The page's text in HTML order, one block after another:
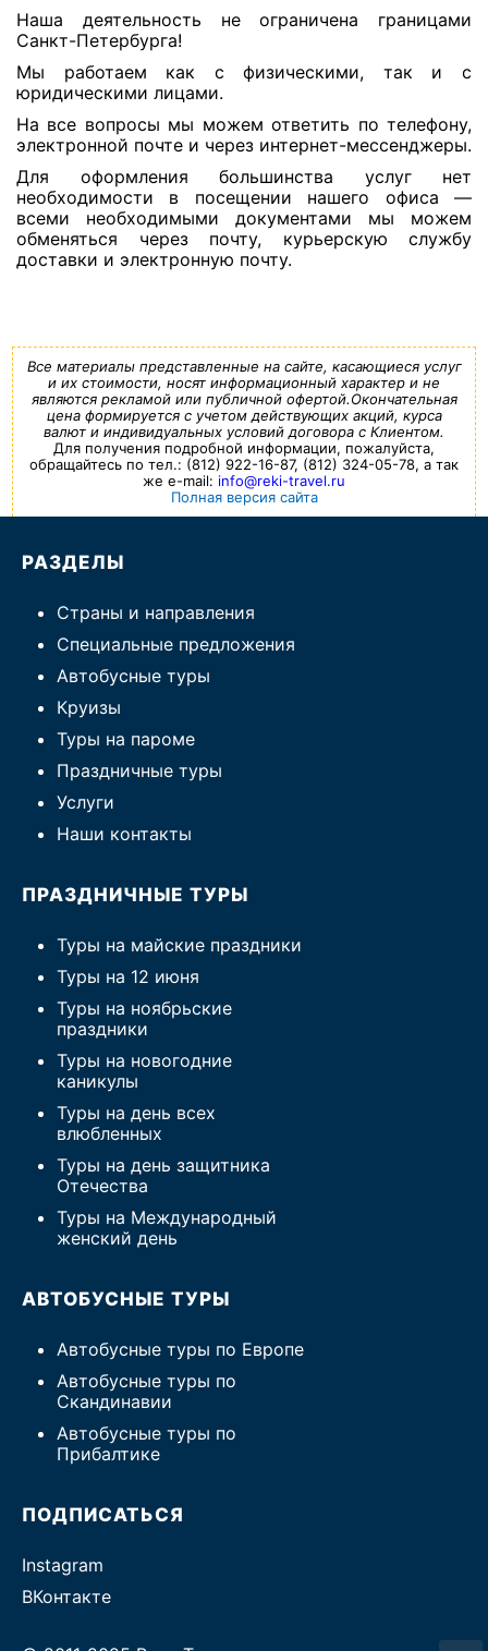
Наша деятельность не ограничена границами
Санкт-Петербурга!
Мы работаем как с физическими, так и с
юридическими лицами.
На все вопросы мы можем ответить по телефону,
электронной почте и через интернет-мессенджеры.
Для оформления большинства услуг нет
необходимости в посещении нашего офиса —
всеми необходимыми документами мы можем
обменяться через почту, курьерскую службу
доставки и электронную почту.
Все материалы представленные на сайте, касающиеся услуг
и их стоимости, носят информационный характер и не
являются рекламой или публичной офертой.Окончательная
цена формируется с учетом действующих акций, курса
валют и индивидуальных условий договора с Клиентом.
Для получения подробной информации, пожалуйста,
обращайтесь по тел.: (812) 922-16-87, (812) 324-05-78, а так
же e-mail: info@reki-travel.ru
Полная версия сайта
РАЗДЕЛЫ
Страны и направления
Специальные предложения
Автобусные туры
Круизы
Туры на пароме
Праздничные туры
Услуги
Наши контакты
ПРАЗДНИЧНЫЕ ТУРЫ
Туры на майские праздники
Туры на 12 июня
Туры на ноябрьские
праздники
Туры на новогодние
каникулы
Туры на день всех
влюбленных
Туры на день защитника
Отечества
Туры на Международный
женский день
АВТОБУСНЫЕ ТУРЫ
Автобусные туры по Европе
Автобусные туры по
Скандинавии
Автобусные туры по
Прибалтике
ПОДПИСАТЬСЯ
Instagram
ВКонтакте